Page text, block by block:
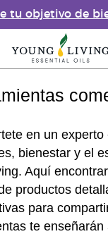
tu objetivo de
en un experto
bienestar y el
Aquí
productos
para
te enseñarán